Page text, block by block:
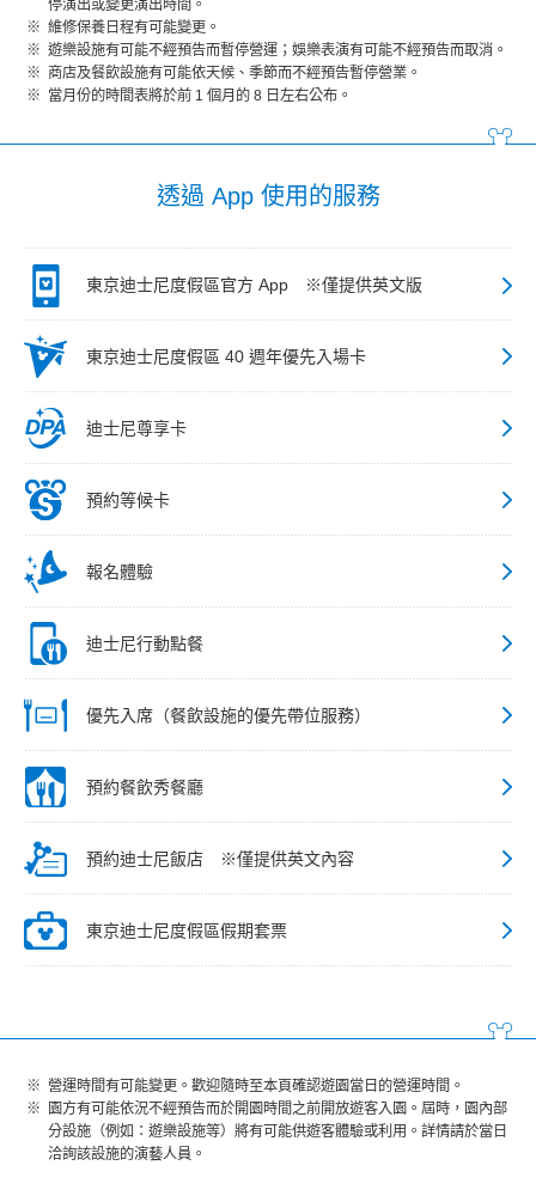
停演出或變更演出時間。
維修保養日程有可能變更。
遊樂設施有可能不經預告而暫停營運；娛樂表演有可能不經預告而取消。
商店及餐飲設施有可能依天候、季節而不經預告暫停營業。
當月份的時間表將於前 1 個月的 8 日左右公布。
透過 App 使用的服務
東京迪士尼度假區官方 App ※僅提供英文版
東京迪士尼度假區 40 週年優先入場卡
迪士尼尊享卡
預約等候卡
報名體驗
迪士尼行動點餐
優先入席（餐飲設施的優先帶位服務）
預約餐飲秀餐廳
預約迪士尼飯店 ※僅提供英文內容
東京迪士尼度假區假期套票
營運時間有可能變更。歡迎隨時至本頁確認遊園當日的營運時間。
園方有可能依況不經預告而於開園時間之前開放遊客入園。屆時，園內部
分設施（例如：遊樂設施等）將有可能供遊客體驗或利用。詳情請於當日
洽詢該設施的演藝人員。